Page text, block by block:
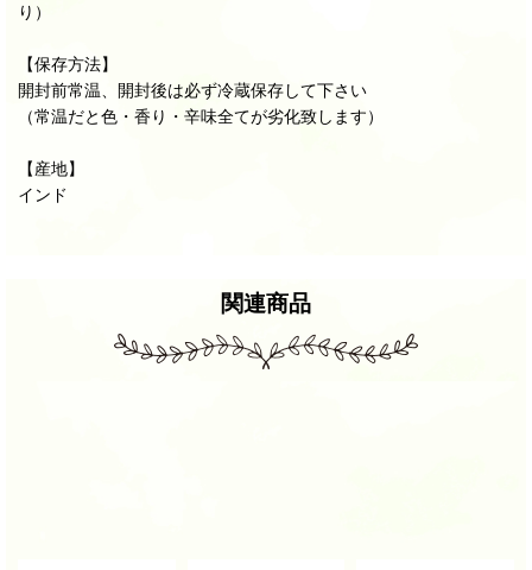
り）
【保存方法】
開封前常温、開封後は必ず冷蔵保存して下さい
（常温だと色・香り・辛味全てが劣化致します）
【産地】
インド
関連商品